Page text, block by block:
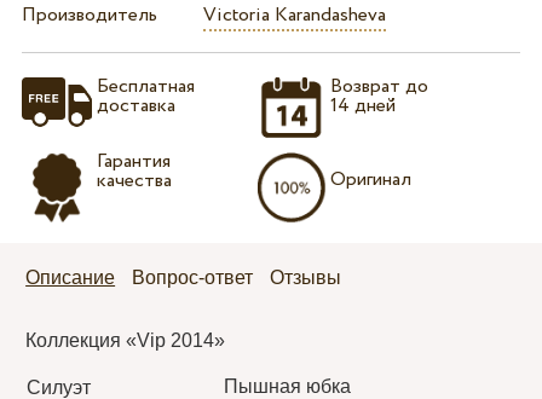
Производитель
Victoria Karandasheva
Бесплатная
доставка
Гарантия
качества
Возврат до
14 дней
Оригинал
Описание Вопрос-ответ Отзывы
Коллекция «Vip 2014»
Силуэт
Пышная юбка